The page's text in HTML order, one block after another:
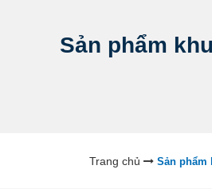
Sản phẩm
Trang chủ Sản phẩm